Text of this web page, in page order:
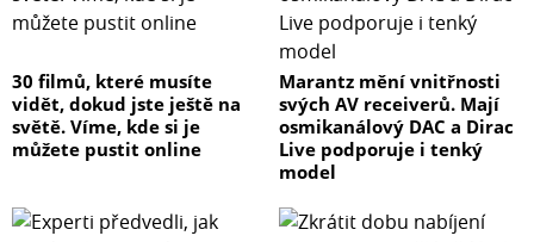
30 filmů, které musíte
vidět, dokud jste ještě na
světě. Víme, kde si je
můžete pustit online
Marantz mění vnitřnosti
svých AV receiverů. Mají
osmikanálový DAC a Dirac
Live podporuje i tenký
model